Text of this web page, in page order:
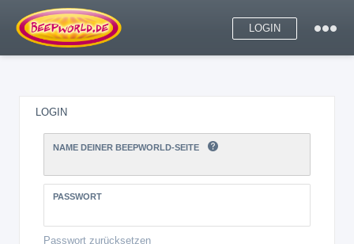
LOGIN
LOGIN
NAME DEINER BEEPWORLD-SEITE
PASSWORT
Passwort zurücksetzen